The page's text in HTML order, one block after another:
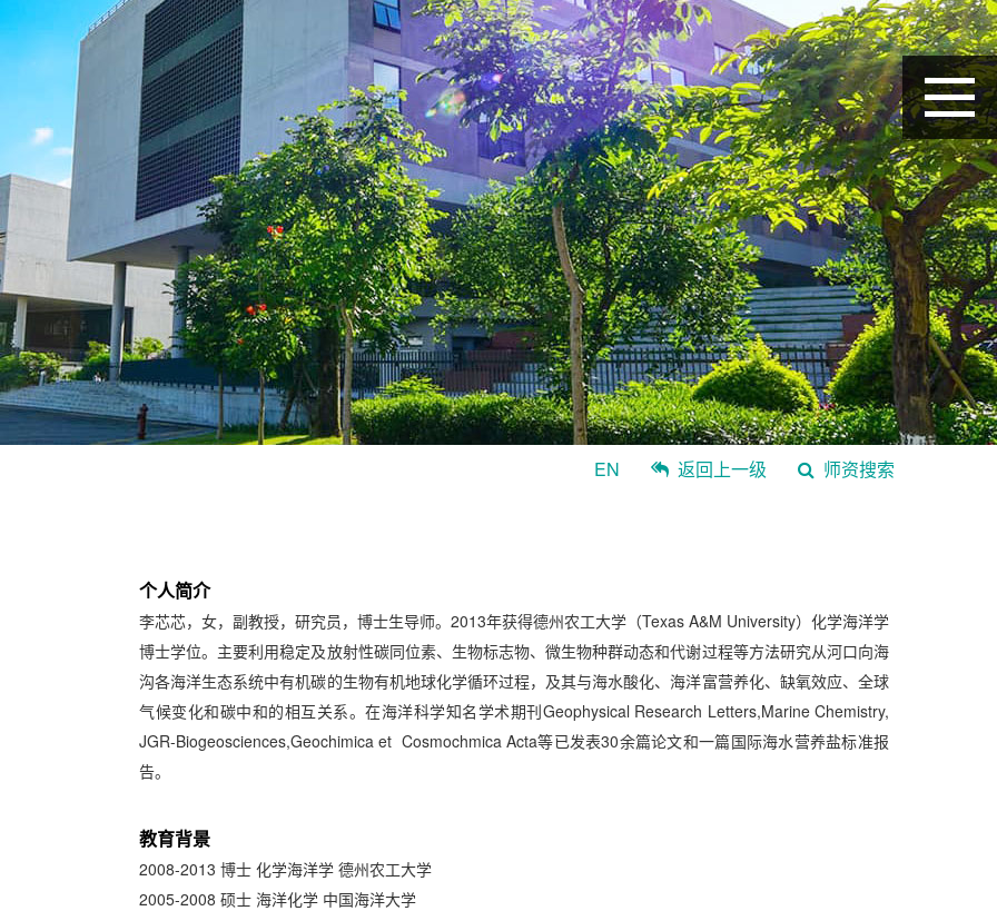
EN 返回上一级 师资搜索
个人简介
李芯芯，女，副教授，研究员，博士生导师。2013年获得德州农工大学（Texas A&M University）化学海洋学
博士学位。主要利用稳定及放射性碳同位素、生物标志物、微生物种群动态和代谢过程等方法研究从河口向海
沟各海洋生态系统中有机碳的生物有机地球化学循环过程，及其与海水酸化、海洋富营养化、缺氧效应、全球
气候变化和碳中和的相互关系。在海洋科学知名学术期刊Geophysical Research Letters,Marine Chemistry,
JGR-Biogeosciences,Geochimica et Cosmochmica Acta等已发表30余篇论文和一篇国际海水营养盐标准报
告。
教育背景
2008-2013 博士 化学海洋学 德州农工大学
2005-2008 硕士 海洋化学 中国海洋大学